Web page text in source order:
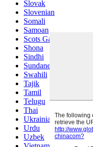
Slovak
Slovenian
Somali
Samoan
Scots Gaelic
Shona
Sindhi
Sundanese
Swahili
Tajik
Tamil
Telugu
Thai
Ukrainian
Urdu
Uzbek